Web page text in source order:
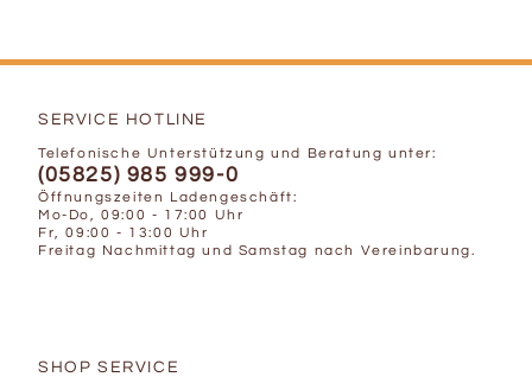
SERVICE HOTLINE
Telefonische Unterstützung und Beratung unter:
(05825) 985 999-0
Öffnungszeiten Ladengeschäft:
Mo-Do, 09:00 - 17:00 Uhr
Fr, 09:00 - 13:00 Uhr
Freitag Nachmittag und Samstag nach Vereinbarung.
SHOP SERVICE